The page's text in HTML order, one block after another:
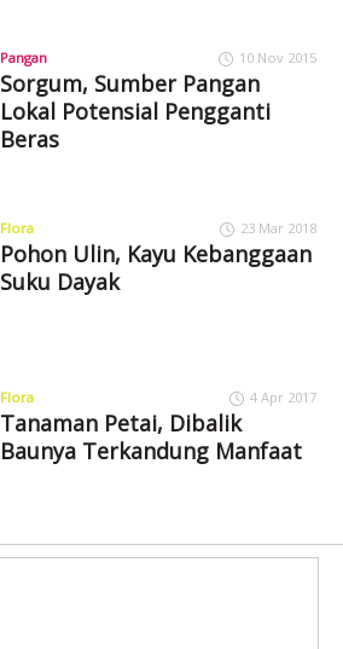
Pangan 10 Nov 2015
Sorgum, Sumber Pangan
Lokal Potensial Pengganti
Beras
Flora 23 Mar 2018
Pohon Ulin, Kayu Kebanggaan
Suku Dayak
Flora 4 Apr 2017
Tanaman Petai, Dibalik
Baunya Terkandung Manfaat